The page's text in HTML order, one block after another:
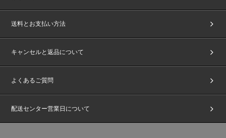
送料とお支払い方法
キャンセルと返品について
よくあるご質問
配送センター営業日について